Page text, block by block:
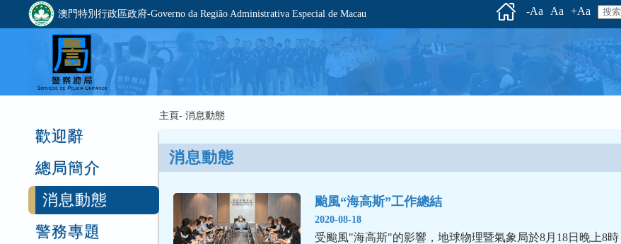
澳門特別行政區政府-Governo da Região Administrativa Especial de Macau -Aa Aa +Aa
歡迎辭
總局簡介
消息動態
警務專題
主頁- 消息動態
消息動態
颱風“海高斯”工作總結
2020-08-18
受颱風"海高斯"的影響，地球物理暨氣象局於8月18日晚上8時